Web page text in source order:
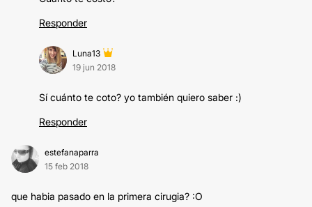
Responder
Luna13
19 jun 2018
Sí cuánto te coto? yo también quiero saber :)
Responder
estefanaparra
15 feb 2018
que habia pasado en la primera cirugia? :O